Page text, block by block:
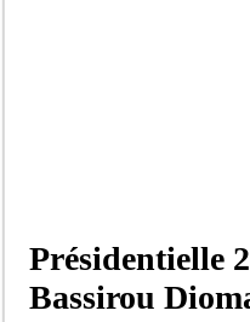
Présidentielle
Bassirou